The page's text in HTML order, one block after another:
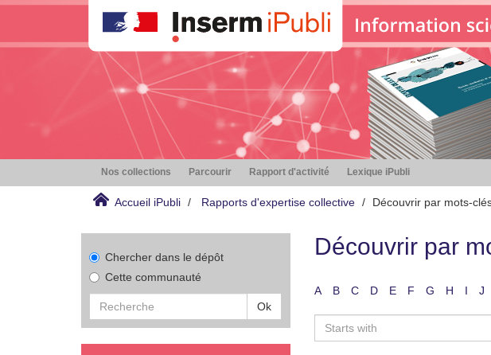
Nos collections Parcourir Rapport d'activité Lexique iPubli
Accueil iPubli Rapports d'expertise collective Découvrir par mots-
Chercher dans le dépôt
Cette communauté
Ok
Découvrir par
A B C D E F G H I J